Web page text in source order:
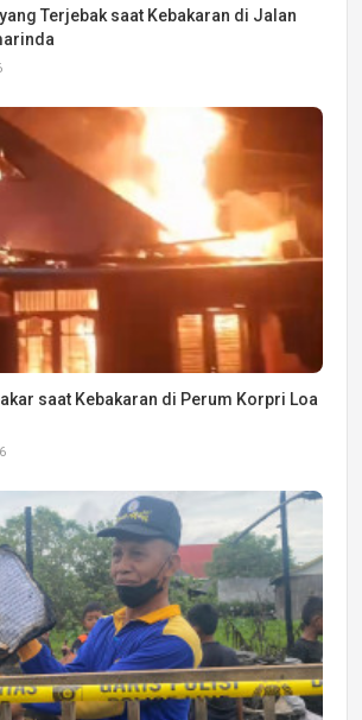
Terjebak saat Kebakaran di Jalan
saat Kebakaran di Perum Korpri Loa